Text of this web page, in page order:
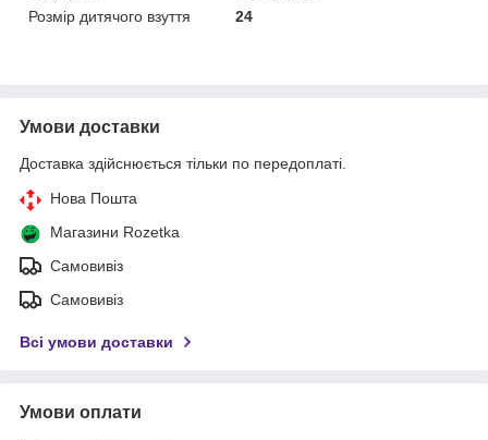
Розмір дитячого взуття
24
Умови доставки
Доставка здійснюється тільки по передоплаті.
Нова Пошта
Магазини Rozetka
Самовивіз
Самовивіз
Всі умови доставки
Умови оплати